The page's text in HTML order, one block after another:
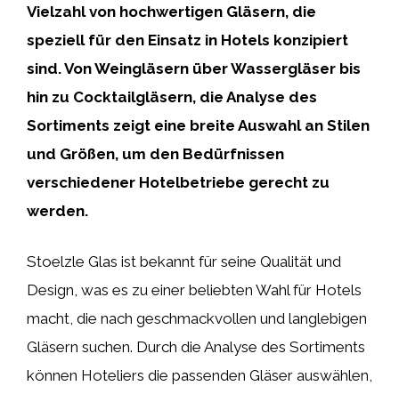
Vielzahl von hochwertigen Gläsern, die
speziell für den Einsatz in Hotels konzipiert
sind. Von Weingläsern über Wassergläser bis
hin zu Cocktailgläsern, die Analyse des
Sortiments zeigt eine breite Auswahl an Stilen
und Größen, um den Bedürfnissen
verschiedener Hotelbetriebe gerecht zu
werden.
Stoelzle Glas ist bekannt für seine Qualität und
Design, was es zu einer beliebten Wahl für Hotels
macht, die nach geschmackvollen und langlebigen
Gläsern suchen. Durch die Analyse des Sortiments
können Hoteliers die passenden Gläser auswählen,